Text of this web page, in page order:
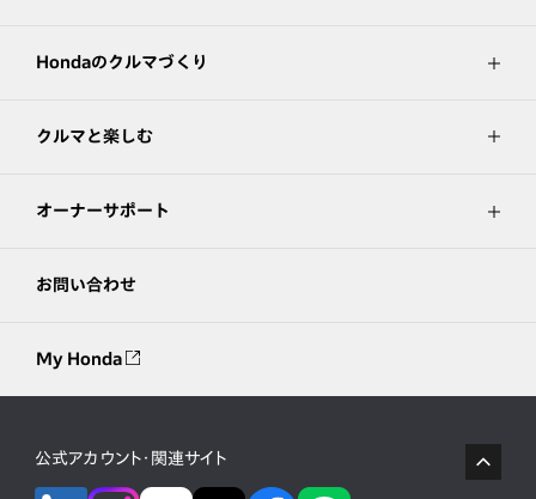
Hondaのクルマづくり
クルマと楽しむ
オーナーサポート
お問い合わせ
My Honda
公式アカウント・関連サイト